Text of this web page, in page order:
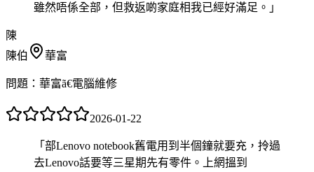
雖然唔係全部，但救返啲家庭相我已經好滿足。 」
陳
陳伯
華富
問題： 華富ã€電腦維修
2026-01-22
「 部Lenovo notebook舊電用到半個鐘就要充，拎過
去Lenovo話要等三星期先有零件。上網搵到